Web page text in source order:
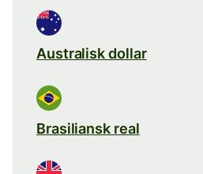
Australisk dollar
Brasiliansk real